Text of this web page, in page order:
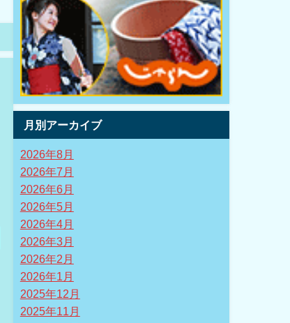
月別アーカイブ
2026年8月
2026年7月
2026年6月
2026年5月
2026年4月
2026年3月
2026年2月
2026年1月
2025年12月
2025年11月